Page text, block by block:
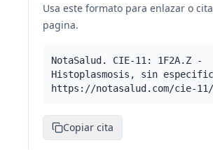
Usa este formato para enlazar o
pagina.
NotaSalud. CIE-11: 1F2A.Z -
Histoplasmosis, sin
https://notasalud.com/cie-
Copiar cita